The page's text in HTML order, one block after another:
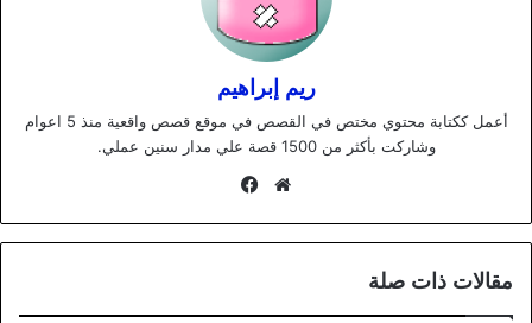
ريم إبراهيم
أعمل ككتابة محتوي مختص في القصص في موقع قصص واقعية منذ 5 اعوام
وشاركت بأكثر من 1500 قصة علي مدار سنين عملي.
موقع
مقالات ذات صلة